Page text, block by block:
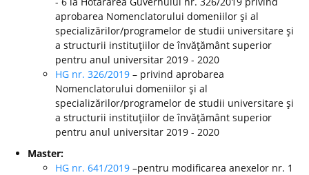
aprobarea Nomenclatorului domeniilor şi al
specializărilor/programelor de studii universitare şi
a structurii instituţiilor de învăţământ superior
pentru anul universitar 2019 - 2020
HG nr. 326/2019 – privind aprobarea
Nomenclatorului domeniilor şi al
specializărilor/programelor de studii universitare şi
a structurii instituţiilor de învăţământ superior
pentru anul universitar 2019 - 2020
Master:
HG nr. 641/2019 –pentru modificarea anexelor nr. 1